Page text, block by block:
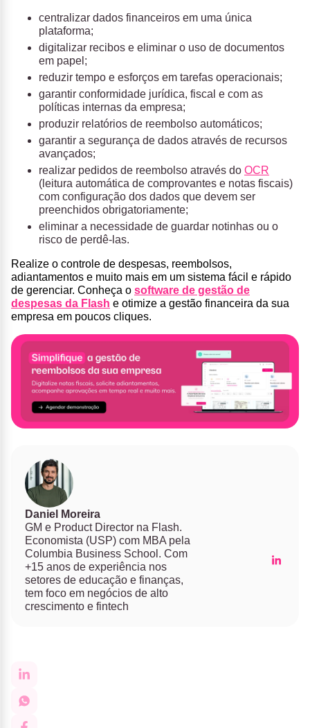
centralizar dados financeiros em uma única
plataforma;
digitalizar recibos e eliminar o uso de documentos
em papel;
reduzir tempo e esforços em tarefas operacionais;
garantir conformidade jurídica, fiscal e com as
políticas internas da empresa;
produzir relatórios de reembolso automáticos;
garantir a segurança de dados através de recursos
avançados;
realizar pedidos de reembolso através do OCR
(leitura automática de comprovantes e notas fiscais)
com configuração dos dados que devem ser
preenchidos obrigatoriamente;
eliminar a necessidade de guardar notinhas ou o
risco de perdê-las.
Realize o controle de despesas, reembolsos,
adiantamentos e muito mais em um sistema fácil e rápido
de gerenciar. Conheça o software de gestão de
despesas da Flash e otimize a gestão financeira da sua
empresa em poucos cliques.
Daniel Moreira
GM e Product Director na Flash.
Economista (USP) com MBA pela
Columbia Business School. Com
+15 anos de experiência nos
setores de educação e finanças,
tem foco em negócios de alto
crescimento e fintech